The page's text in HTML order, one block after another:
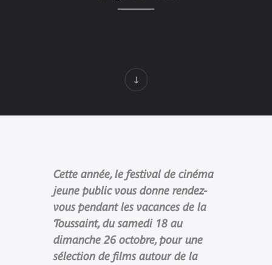
Cette année, le festival de cinéma
jeune public vous donne rendez-
vous pendant les vacances de la
Toussaint, du samedi 18 au
dimanche 26 octobre, pour une
sélection de films autour de la